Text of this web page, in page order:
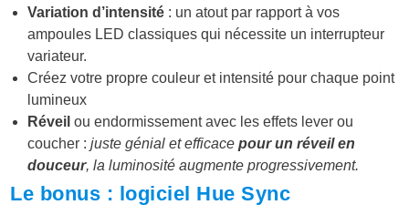
Variation d’intensité : un atout par rapport à vos
ampoules LED classiques qui nécessite un interrupteur
variateur.
Créez votre propre couleur et intensité pour chaque point
lumineux
Réveil ou endormissement avec les effets lever ou
coucher : juste génial et efficacepour un réveil en
douceur, la luminosité augmente progressivement.
Le bonus : logiciel Hue Sync